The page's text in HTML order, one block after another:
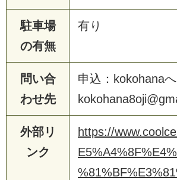
駐車場
の有無
有り
問い合
わせ先
申込：kokohana
外部リ
ンク
https://